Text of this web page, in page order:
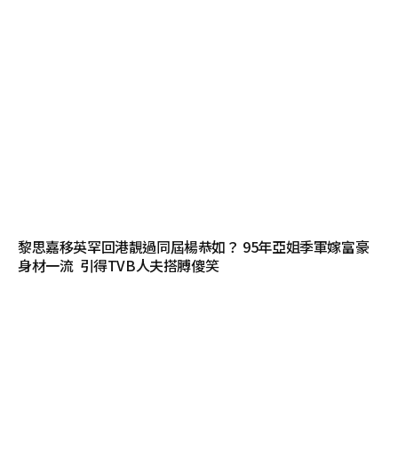
黎思嘉移英罕回港靚過同屆楊恭如？ 95年亞姐季軍嫁富豪
身材一流 引得TVB人夫搭膊傻笑